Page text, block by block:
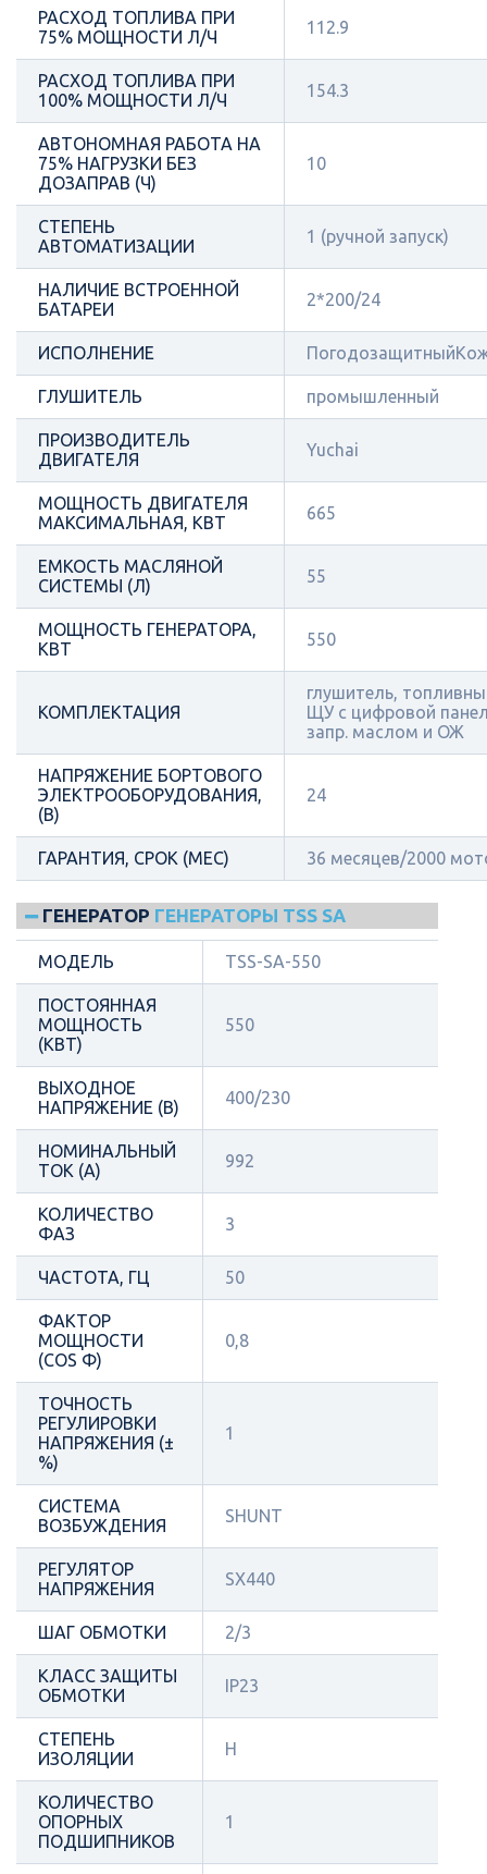
РАСХОД ТОПЛИВА ПРИ
75% МОЩНОСТИ Л/Ч
112.9
РАСХОД ТОПЛИВА ПРИ
100% МОЩНОСТИ Л/Ч
154.3
АВТОНОМНАЯ РАБОТА НА
75% НАГРУЗКИ БЕЗ
ДОЗАПРАВ (Ч)
10
СТЕПЕНЬ
АВТОМАТИЗАЦИИ
1 (ручной запуск)
НАЛИЧИЕ ВСТРОЕННОЙ
БАТАРЕИ
2*200/24
ИСПОЛНЕНИЕ
ГЛУШИТЕЛЬ промышленный
ПРОИЗВОДИТЕЛЬ
ДВИГАТЕЛЯ
Yuchai
МОЩНОСТЬ ДВИГАТЕЛЯ
МАКСИМАЛЬНАЯ, КВТ
665
ЕМКОСТЬ МАСЛЯНОЙ
СИСТЕМЫ (Л)
55
МОЩНОСТЬ ГЕНЕРАТОРА,
КВТ
550
КОМПЛЕКТАЦИЯ
глушитель,
ЩУ с цифровой
запр. маслом и ОЖ
НАПРЯЖЕНИЕ БОРТОВОГО
ЭЛЕКТРООБОРУДОВАНИЯ,
(В)
24
ГАРАНТИЯ, СРОК (МЕС) 36 месяцев/2000
ГЕНЕРАТОР ГЕНЕРАТОРЫ TSS SA
МОДЕЛЬ TSS-SA-550
ПОСТОЯННАЯ
МОЩНОСТЬ
(КВТ)
550
ВЫХОДНОЕ
НАПРЯЖЕНИЕ (В)
400/230
НОМИНАЛЬНЫЙ
ТОК (А)
992
КОЛИЧЕСТВО
ФАЗ
3
ЧАСТОТА, ГЦ 50
ФАКТОР
МОЩНОСТИ
(COS Φ)
0,8
ТОЧНОСТЬ
РЕГУЛИРОВКИ
НАПРЯЖЕНИЯ (±
%)
1
СИСТЕМА
ВОЗБУЖДЕНИЯ
SHUNT
РЕГУЛЯТОР
НАПРЯЖЕНИЯ
SX440
ШАГ ОБМОТКИ 2/3
КЛАСС ЗАЩИТЫ
ОБМОТКИ
IP23
СТЕПЕНЬ
ИЗОЛЯЦИИ
Н
КОЛИЧЕСТВО
ОПОРНЫХ
ПОДШИПНИКОВ
1